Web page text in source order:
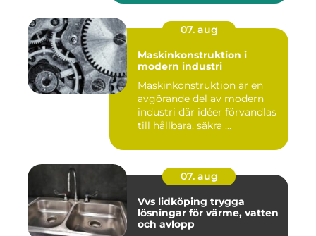
07. aug
Maskinkonstruktion i
modern industri
Maskinkonstruktion är en
avgörande del av modern
industri där idéer förvandlas
till hållbara, säkra ...
07. aug
Vvs lidköping trygga
lösningar för värme, vatten
och avlopp